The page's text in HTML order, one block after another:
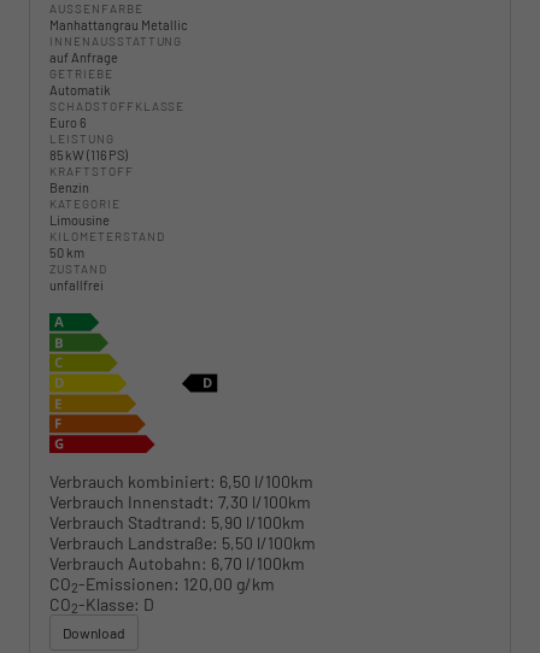
AUSSENFARBE
Manhattangrau Metallic
INNENAUSSTATTUNG
auf Anfrage
GETRIEBE
Automatik
SCHADSTOFFKLASSE
Euro 6
LEISTUNG
85 kW (116 PS)
KRAFTSTOFF
Benzin
KATEGORIE
Limousine
KILOMETERSTAND
50 km
ZUSTAND
unfallfrei
Verbrauch kombiniert: 6,50 l/100km
Verbrauch Innenstadt: 7,30 l/100km
Verbrauch Stadtrand: 5,90 l/100km
Verbrauch Landstraße: 5,50 l/100km
Verbrauch Autobahn: 6,70 l/100km
CO2-Emissionen: 120,00 g/km
CO2-Klasse: D
Download